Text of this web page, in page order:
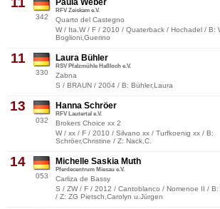
342
Paula Weber
RFV Zeiskam e.V.
Quarto del Castegno
W / Ita.W / F / 2010 / Quaterback / Hochadel / B:
Boglioni,Guerino
11
330
Laura Bühler
RSV Pfalzmühle Haßloch e.V.
Zabna
S / BRAUN / 2004 / B: Bühler,Laura
13
032
Hanna Schröer
RFV Lautertal e.V.
Brokers Choice xx 2
W / xx / F / 2010 / Silvano xx / Turfkoenig xx / B:
Schröer,Christine / Z: Nack,C.
14
053
Michelle Saskia Muth
Pferdecentrum Miesau e.V.
Carliza de Bassy
S / ZW / F / 2012 / Cantoblanco / Nomenoe II / B:
/ Z: ZG Pietsch,Carolyn u.Jürgen